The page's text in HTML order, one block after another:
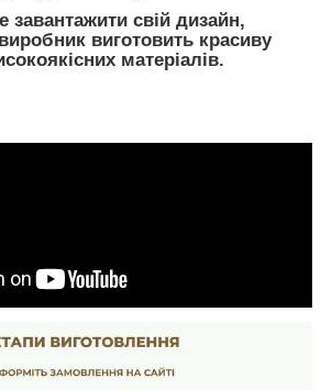
завантажити свій дизайн,
виготовить красиву
матеріалів.